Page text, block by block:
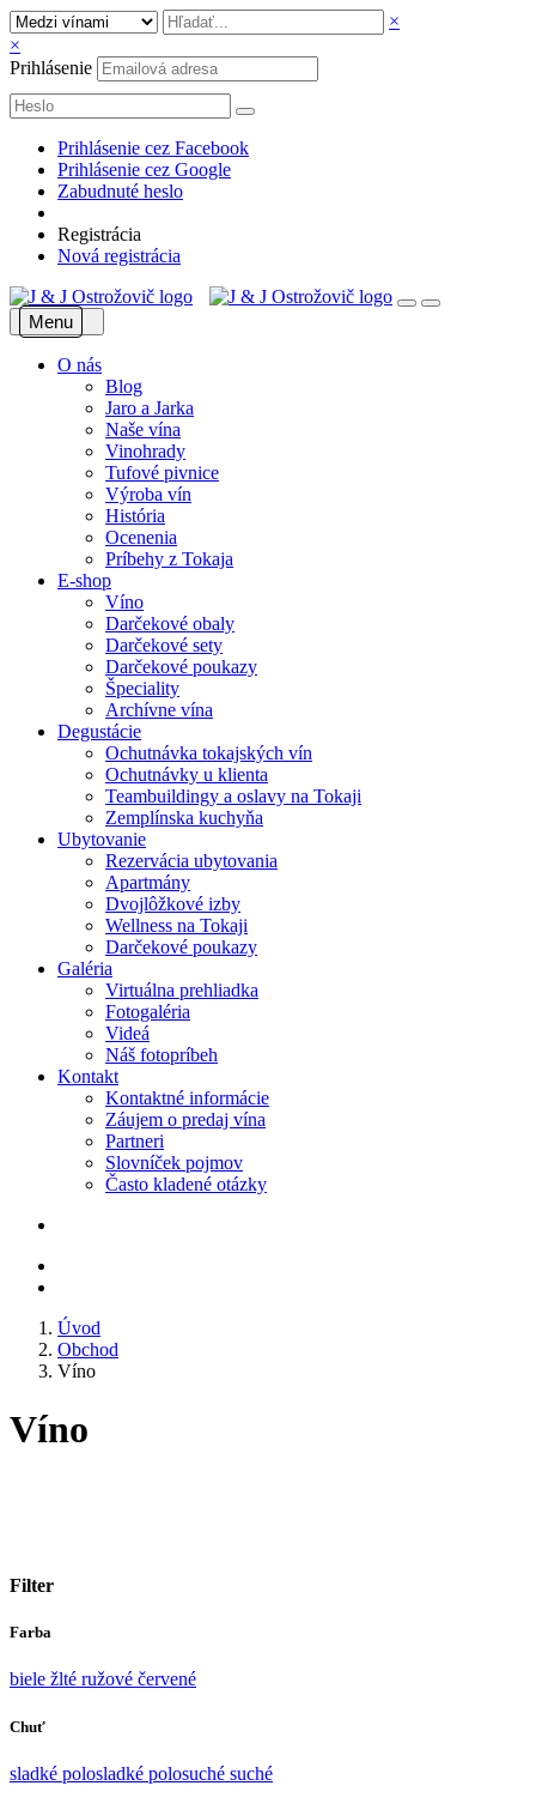
×
×
Prihlásenie
Prihlásenie cez Facebook
Prihlásenie cez Google
Zabudnuté heslo
Registrácia
Nová registrácia
Menu
O nás
Blog
Jaro a Jarka
Naše vína
Vinohrady
Tufové pivnice
Výroba vín
História
Ocenenia
Príbehy z Tokaja
E-shop
Víno
Darčekové obaly
Darčekové sety
Darčekové poukazy
Špeciality
Archívne vína
Degustácie
Ochutnávka tokajských vín
Ochutnávky u klienta
Teambuildingy a oslavy na Tokaji
Zemplínska kuchyňa
Ubytovanie
Rezervácia ubytovania
Apartmány
Dvojlôžkové izby
Wellness na Tokaji
Darčekové poukazy
Galéria
Virtuálna prehliadka
Fotogaléria
Videá
Náš fotopríbeh
Kontakt
Kontaktné informácie
Záujem o predaj vína
Partneri
Slovníček pojmov
Často kladené otázky
Úvod
Obchod
Víno
Víno
Filter
Farba
biele žlté ružové červené
Chuť
sladké polosladké polosuché suché